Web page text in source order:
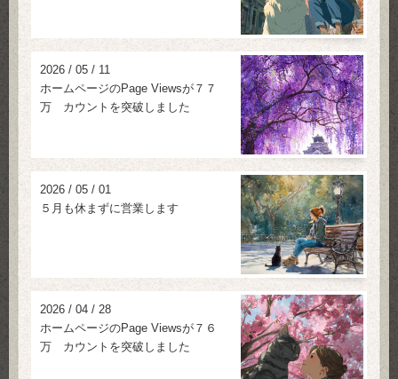
2026 / 05 / 11
ホームページのPage Viewsが７７
万 カウントを突破しました
2026 / 05 / 01
５月も休まずに営業します
2026 / 04 / 28
ホームページのPage Viewsが７６
万 カウントを突破しました